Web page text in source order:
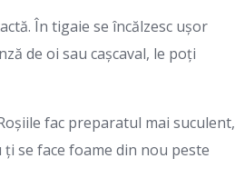
În tigaie se încălzesc ușor
de oi sau cașcaval, le poți
fac preparatul mai suculent,
se face foame din nou peste